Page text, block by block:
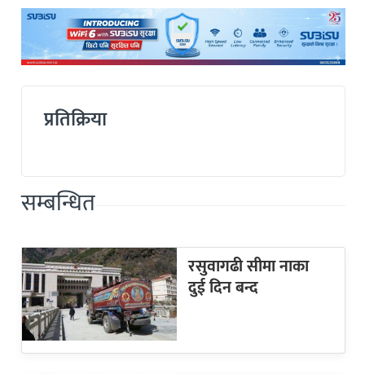
प्रतिक्रिया
सम्बन्धित
रसुवागढी सीमा नाका
दुई दिन बन्द